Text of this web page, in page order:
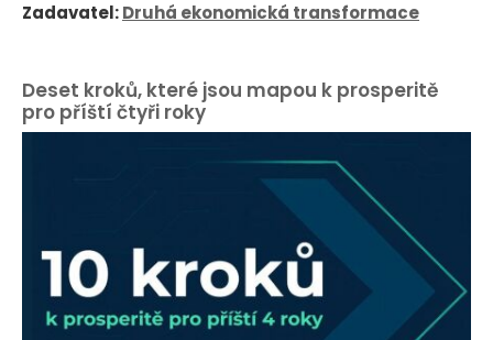
Zadavatel:Druhá ekonomická transformace
Deset kroků, které jsou mapou k prosperitě
pro příští čtyři roky